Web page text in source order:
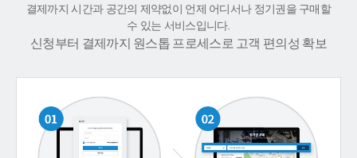
결제까지 시간과 공간의 제약없이 언제 어디서나 정기권을 구매할
수 있는 서비스입니다.
신청부터 결제까지 원스톱 프로세스로 고객 편의성 확보